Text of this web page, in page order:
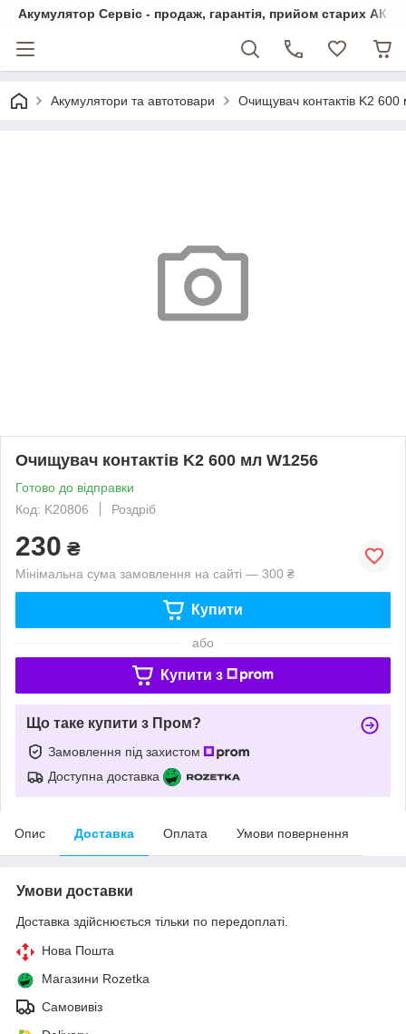
Акумулятор Сервіс - продаж, гарантія, прийом старих АКБ
Акумулятори та автотовари Очищувач контактів K2
Очищувач контактів K2 600 мл W1256
Готово до відправки
Код: K20806
Роздріб
230 ₴
Мінімальна сума замовлення на сайті — 300 ₴
Купити
або
Купити з
Що таке купити з Пром?
Замовлення під захистом
Доступна доставка
Опис Доставка Оплата Умови повернення
Умови доставки
Доставка здійснюється тільки по передоплаті.
Нова Пошта
Магазини Rozetka
Самовивіз